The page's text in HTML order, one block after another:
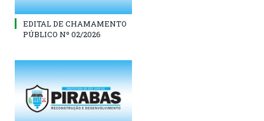
EDITAL DE CHAMAMENTO
PÚBLICO Nº 02/2026